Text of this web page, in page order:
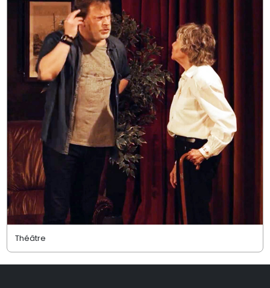
Théâtre